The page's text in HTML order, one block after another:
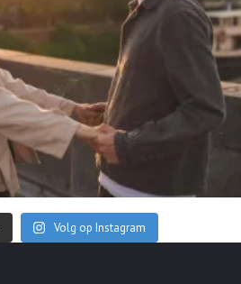
Volg op Instagram